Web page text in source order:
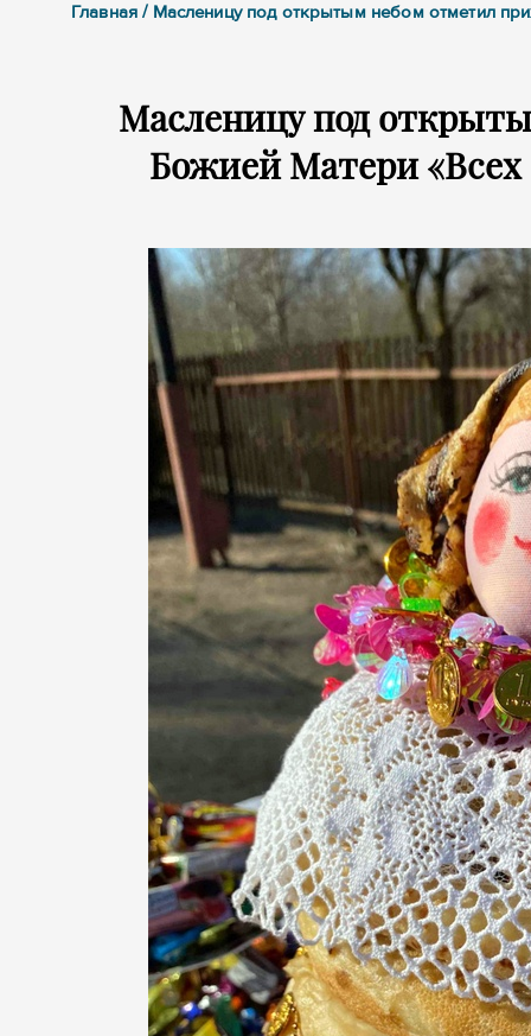
Главная / Масленицу под открытым небом отметил
Масленицу под
Божией Матери «Всех